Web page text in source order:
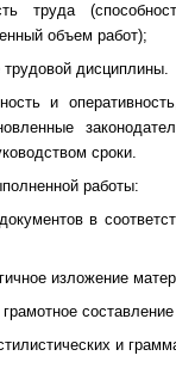
труда
объем работ);
дисциплины.
и
сроки.
работы:
в
изложение
и